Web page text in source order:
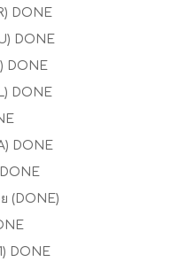
DONE
DONE
DONE
DONE
DONE
(DONE)
DONE